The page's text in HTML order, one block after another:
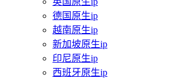
德国原生ip
越南原生ip
新加坡原生ip
印尼原生ip
西班牙原生ip